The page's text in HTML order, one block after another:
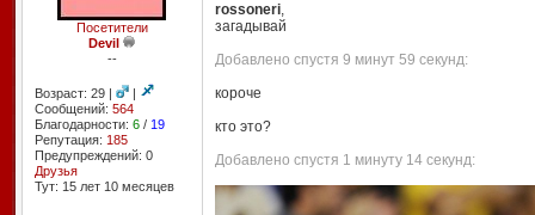
Посетители
Devil
--
Возраст: 29 |
|
Сообщений: 564
Благодарности: 6/ 19
Репутация: 185
Предупреждений: 0
Друзья
Тут: 15 лет 10 месяцев
rossoneri,
загадывай
Добавлено спустя 9 минут 59 секунд:
короче
кто это?
Добавлено спустя 1 минуту 14 секунд: